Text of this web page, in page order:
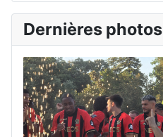
Dernières photos